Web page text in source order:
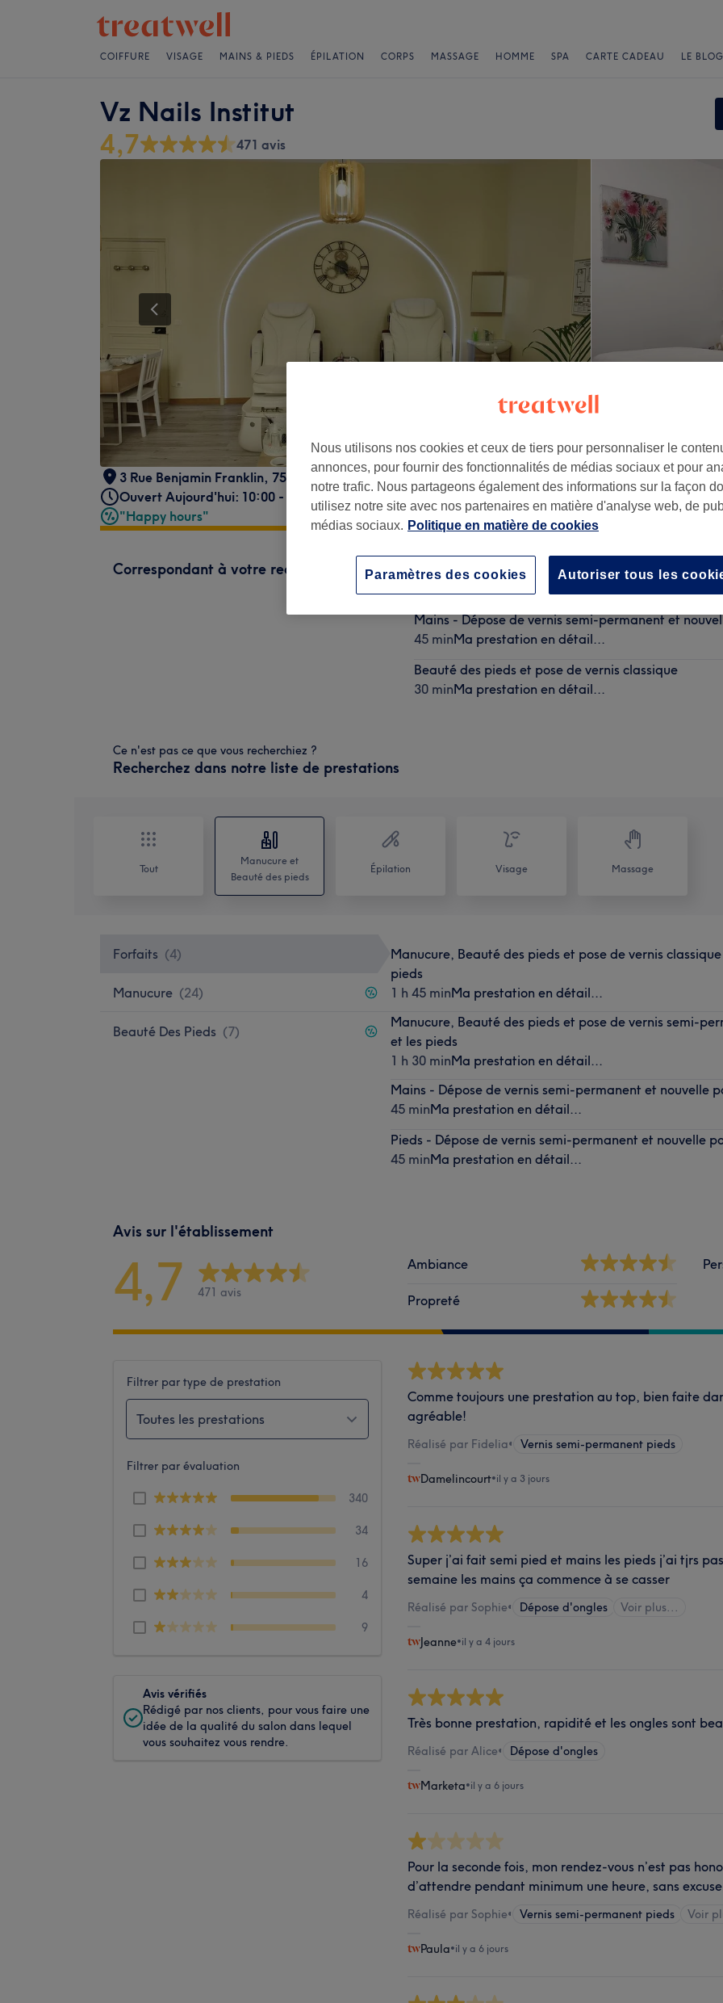
COIFFURE VISAGE MAINS & PIEDS ÉPILATION CORPS MASSAGE HOMME SPA CARTE CADEAU LE
Vz Nails Institut
4,7 471 avis
3 Rue Benjamin Franklin, 75116 Paris, France
Ouvert Aujourd'hui: 10:00 - 20:00
"Happy hours"
Correspondant à votre recherche
Pieds - Dépose de vernis semi-permanent et
Mains - Dépose de vernis semi-permanent et
45 minMa prestation en détail...
Beauté des pieds et pose de vernis classique
30 minMa prestation en détail...
Ce n'est pas ce que vous recherchiez ?
Recherchez dans notre liste de prestations
Tout
Manucure et
Beauté des pieds
Épilation Visage Massage
Forfaits (4)
Manucure (24)
Beauté Des Pieds (7)
Manucure, Beauté des pieds et pose de vernis
pieds
1 h 45 minMa prestation en détail...
Manucure, Beauté des pieds et pose de vernis semi-
et les pieds
1 h 30 minMa prestation en détail...
Mains - Dépose de vernis semi-permanent et nouvelle
45 minMa prestation en détail...
Pieds - Dépose de vernis semi-permanent et nouvelle
45 minMa prestation en détail...
Avis sur l'établissement
4,7 471 avis
Ambiance
Propreté
Filtrer par type de prestation
Toutes les prestations
Filtrer par évaluation
340
34
16
4
9
Avis vérifiés
Rédigé par nos clients, pour vous faire une
idée de la qualité du salon dans lequel
vous souhaitez vous rendre.
Comme toujours une prestation au top, bien faite
agréable!
Réalisé par Fidelia• Vernis semi-permanent pieds
Damelincourt•il y a 3 jours
Super j’ai fait semi pied et mains les pieds j’ai tjrs
semaine les mains ça commence à se casser
Réalisé par Sophie• Dépose d'ongles Voir plus...
Jeanne•il y a 4 jours
Très bonne prestation, rapidité et les ongles sont
Réalisé par Alice• Dépose d'ongles
Marketa•il y a 6 jours
Pour la seconde fois, mon rendez-vous n’est pas
d’attendre pendant minimum une heure, sans
Réalisé par Sophie• Vernis semi-permanent pieds Voir
Paula•il y a 6 jours
Nous utilisons nos cookies et ceux de tiers pour personnaliser le
annonces, pour fournir des fonctionnalités de médias sociaux et pour
notre trafic. Nous partageons également des informations sur la façon
utilisez notre site avec nos partenaires en matière d'analyse web, de
médias sociaux. Politique en matière de cookies
Autoriser tous les
Paramètres des cookies